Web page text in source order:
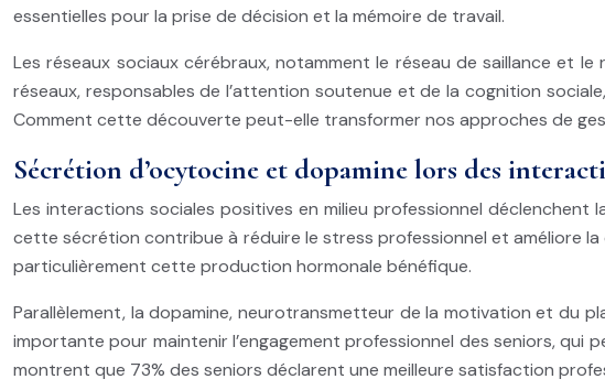
essentielles pour la prise de décision et la mémoire de travail.
Les réseaux sociaux cérébraux, notamment le réseau de saillance et
réseaux, responsables de l’attention soutenue et de la cognition
Comment cette découverte peut-elle transformer nos approches de
Sécrétion d’ocytocine et dopamine lors des
Les interactions sociales positives en milieu professionnel déclenchent
cette sécrétion contribue à réduire le stress professionnel et améliore
particulièrement cette production hormonale bénéfique.
Parallèlement, la dopamine, neurotransmetteur de la motivation et du
importante pour maintenir l’engagement professionnel des seniors,
montrent que 73% des seniors déclarent une meilleure satisfaction